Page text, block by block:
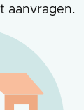
aanvragen.